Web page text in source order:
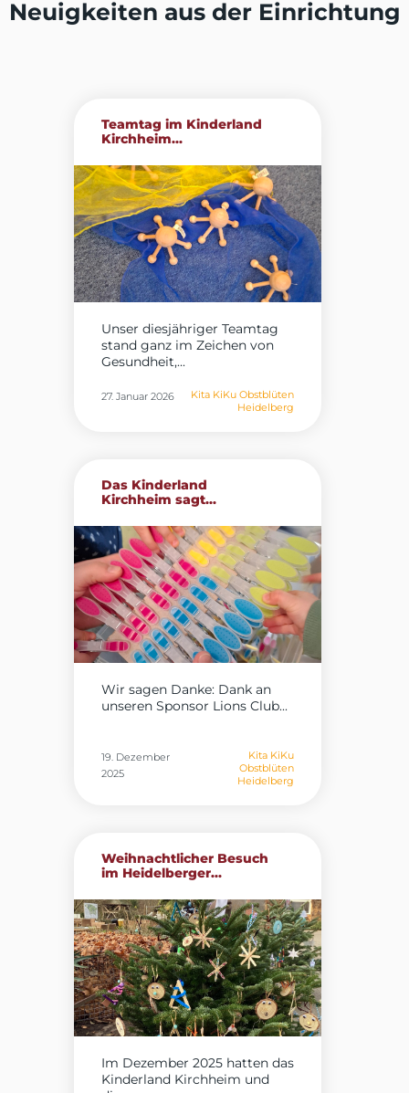
Neuigkeiten aus der Einrichtung
Teamtag im Kinderland
Kirchheim...
Unser diesjähriger Teamtag
stand ganz im Zeichen von
Gesundheit,...
27. Januar 2026
Kita KiKu Obstblüten
Heidelberg
Das Kinderland
Kirchheim sagt...
Wir sagen Danke: Dank an
unseren Sponsor Lions Club...
19. Dezember
2025
Kita KiKu
Obstblüten
Heidelberg
Weihnachtlicher Besuch
im Heidelberger...
Im Dezember 2025 hatten das
Kinderland Kirchheim und